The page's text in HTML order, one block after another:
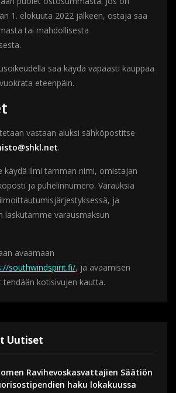
1. elokuuta 2022 jälkeen, ostaja saa
tai mahdollisesta
saa käydä vapaasti kauppaa
eteenpäin.
vastaan aluksi sähköpostitse
.
käydä ilmi tamman nimi, omistajan
ja puhelinnumero. Varauksia
ja
laskutamme varausmaksun
avaamaan
southwindspirit.fi/, ja avaamisen
tehdään kotisivujen kautta.
Uutiset
Ravihevoskasvattajien Säätiön
haku lokakuussa